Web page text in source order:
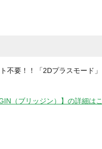
不要！！「2Dプラスモード
（ブリッジン）】の詳細は